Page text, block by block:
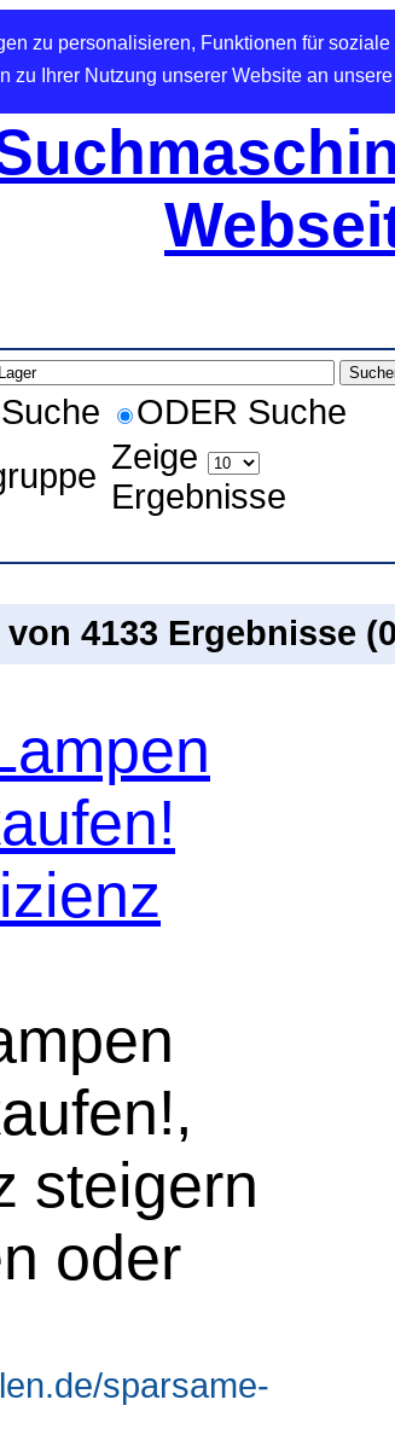
zu personalisieren, Funktionen für
zu Ihrer Nutzung unserer Website an
ODER Suche
Zeige
Ergebnisse
4133 Ergebnisse
steigern
oder
sparsame-